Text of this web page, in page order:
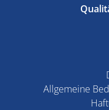
Allgemeine